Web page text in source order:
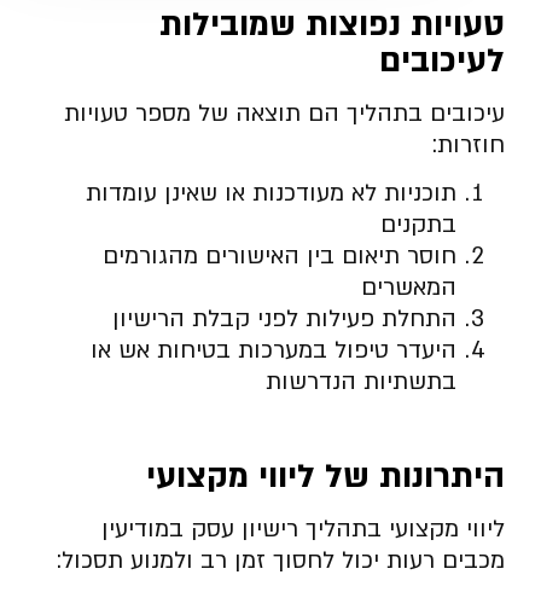
טעויות נפוצות שמובילות
לעיכובים
עיכובים בתהליך הם תוצאה של מספר טעויות
חוזרות:
תוכניות לא מעודכנות או שאינן עומדות
בתקנים
חוסר תיאום בין האישורים מהגורמים
המאשרים
התחלת פעילות לפני קבלת הרישיון
היעדר טיפול במערכות בטיחות אש או
בתשתיות הנדרשות
היתרונות של ליווי מקצועי
ליווי מקצועי בתהליך רישיון עסק במודיעין
מכבים רעות יכול לחסוך זמן רב ולמנוע תסכול: